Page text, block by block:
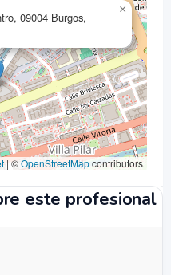
09004 Burgos,
×
| ©OpenStreetMapcontributors
este profesional